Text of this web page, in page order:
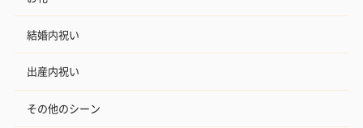
結婚内祝い
出産内祝い
その他のシーン